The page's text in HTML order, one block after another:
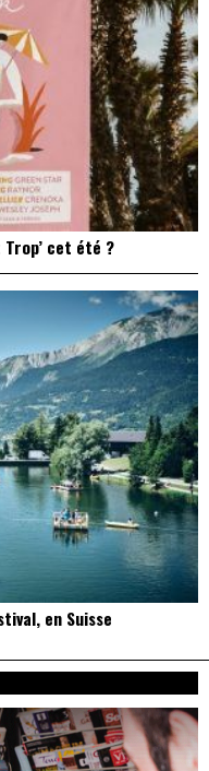
cet été ?
en Suisse